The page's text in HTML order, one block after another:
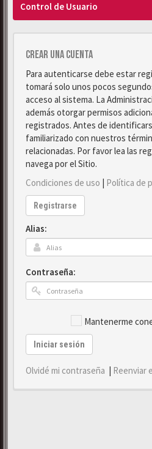
Control de Usuario
Crear una cuenta
Para autenticarse debe estar
tomará solo unos pocos
acceso al sistema. La
además otorgar permisos
registrados. Antes de
familiarizado con nuestros
relacionadas. Por favor lea las
navega por el Sitio.
Condiciones de uso | Política de
Registrarse
Alias:
Contraseña:
Mantenerme
Iniciar sesión
Olvidé mi contraseña | Reenviar